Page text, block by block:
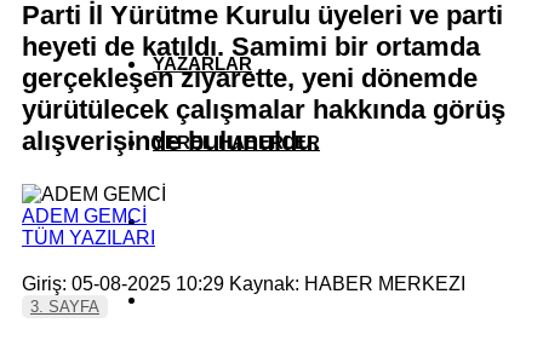
YAZARLAR
YEREL HABERLER
Parti İl Yürütme Kurulu üyeleri ve parti
heyeti de katıldı. Samimi bir ortamda
gerçekleşen ziyarette, yeni dönemde
yürütülecek çalışmalar hakkında görüş
alışverişinde bulunuldu.
ADEM GEMCİ
TÜM YAZILARI
Giriş: 05-08-2025 10:29 Kaynak: HABER MERKEZI
3. SAYFA